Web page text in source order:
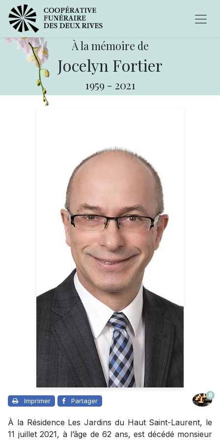
À la mémoire de
Jocelyn Fortier
1959 - 2021
Imprimer Partager
8
À la Résidence Les Jardins du Haut Saint-Laurent, le
11 juillet 2021, à l’âge de 62 ans, est décédé monsieur